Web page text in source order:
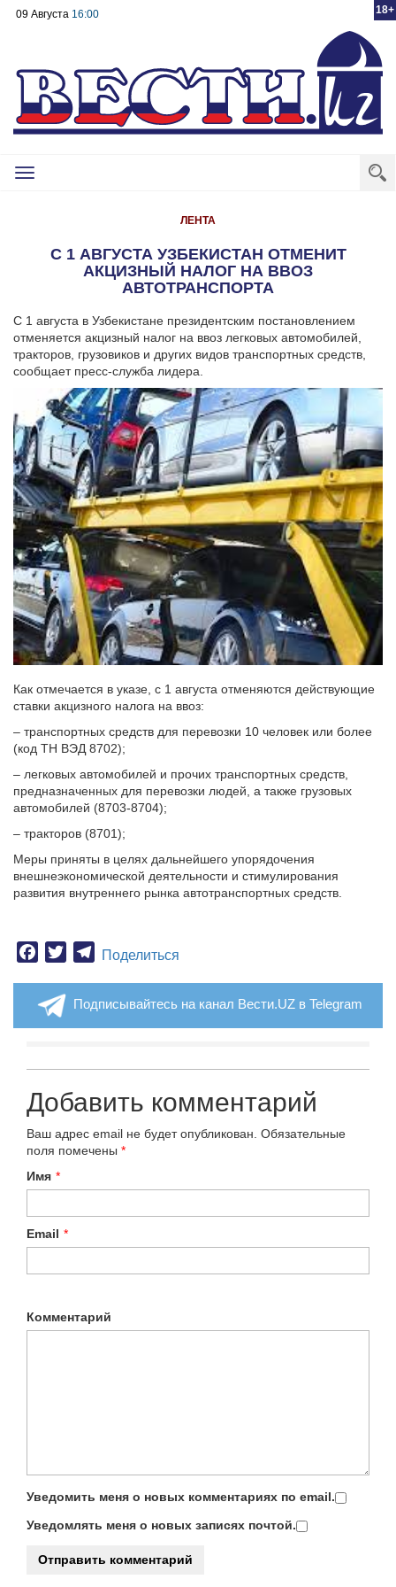
18+
09 Августа 16:00
Toggle
ЛЕНТА
С 1 АВГУСТА УЗБЕКИСТАН ОТМЕНИТ
АКЦИЗНЫЙ НАЛОГ НА ВВОЗ
АВТОТРАНСПОРТА
С 1 августа в Узбекистане президентским постановлением
отменяется акцизный налог на ввоз легковых автомобилей,
тракторов, грузовиков и других видов транспортных средств,
сообщает пресс-служба лидера.
Как отмечается в указе, с 1 августа отменяются действующие
ставки акцизного налога на ввоз:
– транспортных средств для перевозки 10 человек или более
(код ТН ВЭД 8702);
– легковых автомобилей и прочих транспортных средств,
предназначенных для перевозки людей, а также грузовых
автомобилей (8703-8704);
– тракторов (8701);
Меры приняты в целях дальнейшего упорядочения
внешнеэкономической деятельности и стимулирования
развития внутреннего рынка автотранспортных средств.
Facebook
TwitterTelegram
Поделиться
Подписывайтесь на канал Вести.UZ в Telegram
Добавить комментарий
Ваш адрес email не будет опубликован. Обязательные
поля помечены *
Имя *
Email *
Комментарий
Уведомить меня о новых комментариях по email.
Уведомлять меня о новых записях почтой.